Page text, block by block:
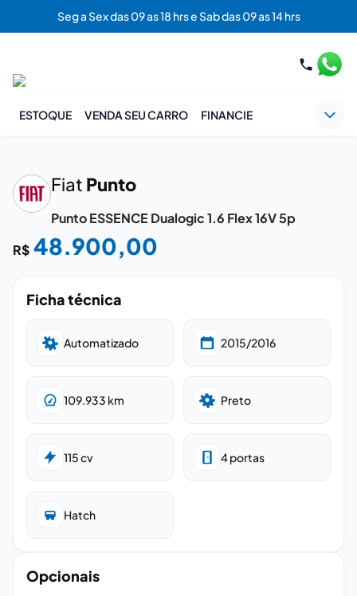
Seg a Sex das 09 as 18 hrs e Sab das 09 as 14 hrs
ESTOQUE VENDA SEU CARRO FINANCIE
Fiat Punto
Punto ESSENCE Dualogic 1.6 Flex 16V 5p
R$ 48.900,00
Ficha técnica
Automatizado 2015/2016
109.933 km Preto
115cv 4portas
Hatch
Opcionais